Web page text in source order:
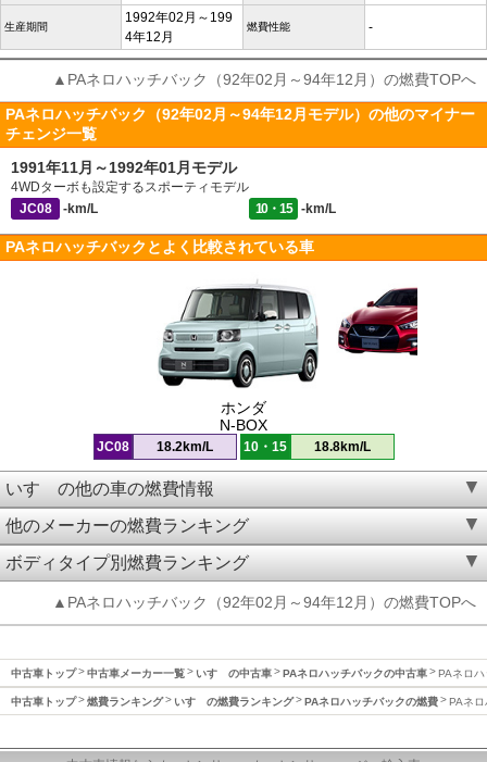
生産期間
1992年02月～199
4年12月
燃費性能 -
▲PAネロハッチバック（92年02月～94年12月）の燃費TOPへ
PAネロハッチバック（92年02月～94年12月モデル）の他のマイナー
チェンジ一覧
1991年11月～1992年01月モデル
4WDターボも設定するスポーティモデル
JC08
-km/L 10・15 -km/L
PAネロハッチバックとよく比較されている車
ホンダ
N-BOX
JC08 18.2km/L 10・15 18.8km/L
いすゞの他の車の燃費情報
他のメーカーの燃費ランキング
ボディタイプ別燃費ランキング
▲PAネロハッチバック（92年02月～94年12月）の燃費TOPへ
中古車トップ 中古車メーカー一覧 いすゞの中古車 PAネロハッチバックの中古車 PAネロ
中古車トップ 燃費ランキング いすゞの燃費ランキング PAネロハッチバックの燃費 PAネ